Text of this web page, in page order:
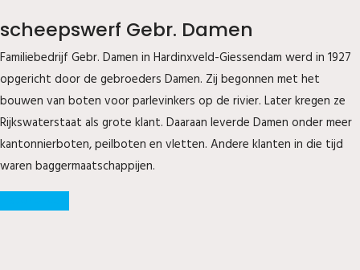
scheepswerf Gebr. Damen
Familiebedrijf Gebr. Damen in Hardinxveld-Giessendam werd in 1927
opgericht door de gebroeders Damen. Zij begonnen met het
bouwen van boten voor parlevinkers op de rivier. Later kregen ze
Rijkswaterstaat als grote klant. Daaraan leverde Damen onder meer
kantonnierboten, peilboten en vletten. Andere klanten in die tijd
waren baggermaatschappijen.